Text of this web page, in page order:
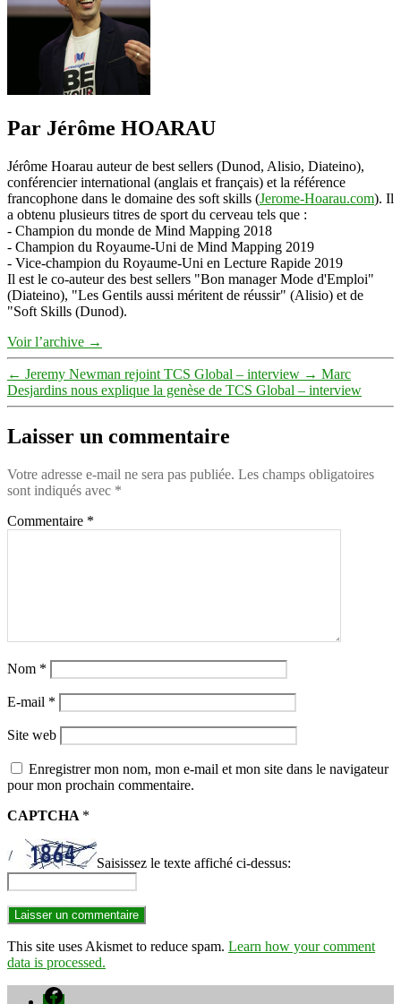
Par Jérôme HOARAU
Jérôme Hoarau auteur de best sellers (Dunod, Alisio, Diateino),
conférencier international (anglais et français) et la référence
francophone dans le domaine des soft skills (Jerome-Hoarau.com). Il
a obtenu plusieurs titres de sport du cerveau tels que :
- Champion du monde de Mind Mapping 2018
- Champion du Royaume-Uni de Mind Mapping 2019
- Vice-champion du Royaume-Uni en Lecture Rapide 2019
Il est le co-auteur des best sellers "Bon manager Mode d'Emploi"
(Diateino), "Les Gentils aussi méritent de réussir" (Alisio) et de
"Soft Skills (Dunod).
Voir l’archive →
← Jeremy Newman rejoint TCS Global – interview → Marc
Desjardins nous explique la genèse de TCS Global – interview
Laisser un commentaire
Votre adresse e-mail ne sera pas publiée. Les champs obligatoires
sont indiqués avec *
Commentaire *
Nom *
E-mail *
Site web
Enregistrer mon nom, mon e-mail et mon site dans le navigateur
pour mon prochain commentaire.
CAPTCHA *
Saisissez le texte affiché ci-dessus:
This site uses Akismet to reduce spam. Learn how your comment
data is processed.
Facebook